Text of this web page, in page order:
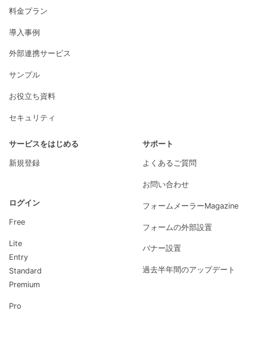
料金プラン
導入事例
外部連携サービス
サンプル
お役立ち資料
セキュリティ
サービスをはじめる
新規登録
ログイン
Free
Lite
Entry
Standard
Premium
Pro
サポート
よくあるご質問
お問い合わせ
フォームメーラーMagazine
フォームの外部設置
バナー設置
過去半年間のアップデート